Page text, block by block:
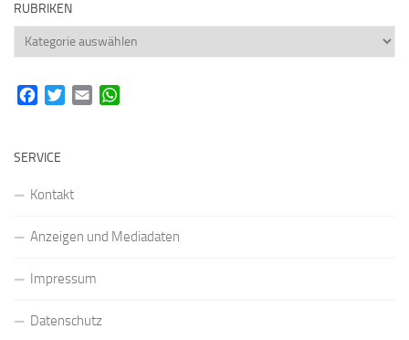
RUBRIKEN
Rubriken
FacebookTwitterEmail
SERVICE
Kontakt
Anzeigen und Mediadaten
Impressum
Datenschutz